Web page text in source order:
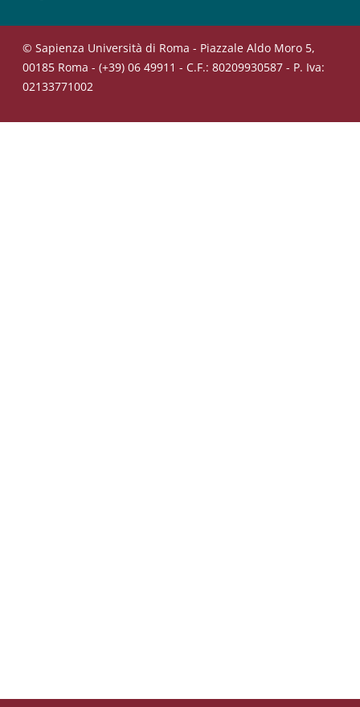
© Sapienza Università di Roma - Piazzale Aldo Moro 5,
00185 Roma - (+39) 06 49911 - C.F.: 80209930587 - P. Iva:
02133771002